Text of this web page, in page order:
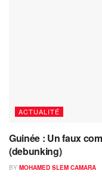
ACTUALITÉ
Guinée : Un faux
(debunking)
BY MOHAMED SLEM CAMARA